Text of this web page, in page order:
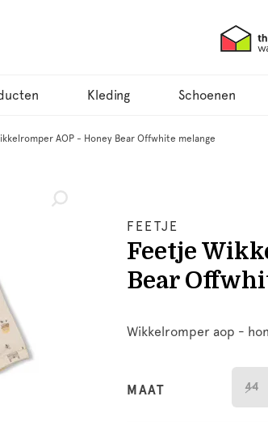
Kleding Schoenen
AOP - Honey Bear Offwhite melange
FEETJE
Feetje
Bear
Wikkelromper aop -
MAAT 44